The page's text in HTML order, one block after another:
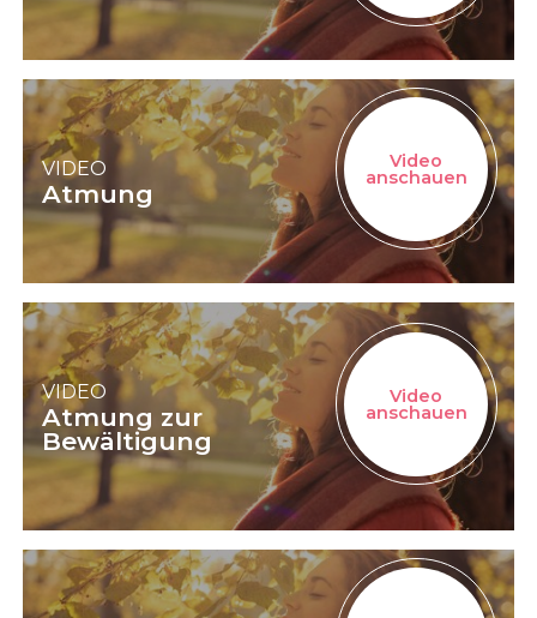
VIDEO
Atmung
Video
anschauen
VIDEO
Atmung zur
Bewältigung
Video
anschauen